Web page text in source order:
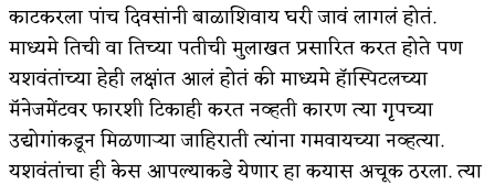
काटकरला पांच दिवसांनी बाळाशिवाय घरी जावं लागलं होतं.
माध्यमे तिची वा तिच्या पतीची मुलाखत प्रसारित करत होते पण
यशवंतांच्या हेही लक्षांत आलं होतं की माध्यमे हॅास्पिटलच्या
मॅनेजमेंटवर फारशी टिकाही करत नव्हती कारण त्या गृपच्या
उद्योगांकडून मिळणाऱ्या जाहिराती त्यांना गमवायच्या नव्हत्या.
यशवंतांचा ही केस आपल्याकडे येणार हा कयास अचूक ठरला. त्या